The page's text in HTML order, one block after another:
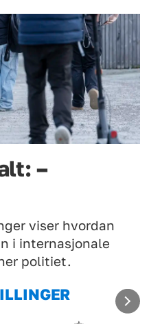
–
viser hvordan
i internasjonale
politiet.